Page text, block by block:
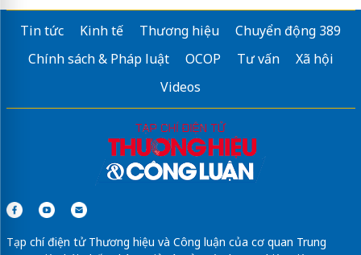
Tin tức Kinh tế Thương hiệu
Chuyển động 389
Chính sách & Pháp luật
OCOP Tư vấn
Xã hội
Videos
Tạp chí điện tử Thương hiệu và Công luận của cơ quan Trung